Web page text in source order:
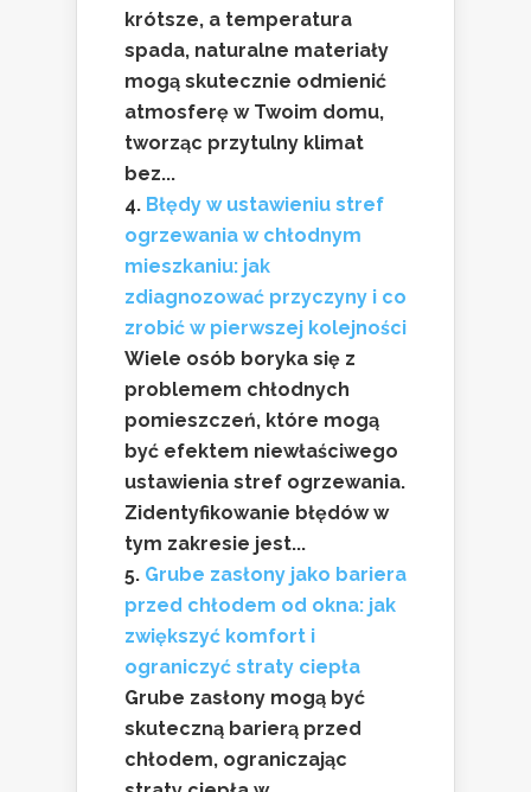
krótsze, a temperatura
spada, naturalne materiały
mogą skutecznie odmienić
atmosferę w Twoim domu,
tworząc przytulny klimat
bez...
Błędy w ustawieniu stref
ogrzewania w chłodnym
mieszkaniu: jak
zdiagnozować przyczyny i co
zrobić w pierwszej kolejności
Wiele osób boryka się z
problemem chłodnych
pomieszczeń, które mogą
być efektem niewłaściwego
ustawienia stref ogrzewania.
Zidentyfikowanie błędów w
tym zakresie jest...
Grube zasłony jako bariera
przed chłodem od okna: jak
zwiększyć komfort i
ograniczyć straty ciepła
Grube zasłony mogą być
skuteczną barierą przed
chłodem, ograniczając